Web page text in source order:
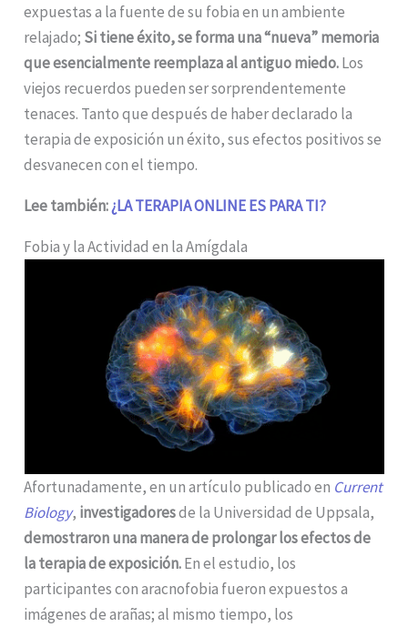
expuestas a la fuente de su fobia en un ambiente
relajado; Si tiene éxito, se forma una “nueva” memoria
que esencialmente reemplaza al antiguo miedo.Los
viejos recuerdos pueden ser sorprendentemente
tenaces. Tanto que después de haber declarado la
terapia de exposición un éxito, sus efectos positivos se
desvanecen con el tiempo.
Lee también:¿LA TERAPIA ONLINE ES PARA TI?
Fobia y la Actividad en la Amígdala
Afortunadamente, en un artículo publicado en Current
Biology, investigadoresde la Universidad de Uppsala,
demostraron una manera de prolongar los efectos de
la terapia de exposición.En el estudio, los
participantes con aracnofobia fueron expuestos a
imágenes de arañas; al mismo tiempo, los